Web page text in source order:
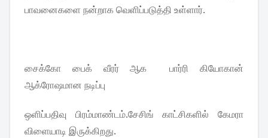
பாவனைகளை நன்றாக வெளிப்படுத்தி உள்ளார்.
சைக்கோ பைக் வீரர் ஆக பார்ரி கியோகான்
ஆக்ரோஷமான நடிப்பு
ஒளிப்பதிவு பிரம்மாண்டம்.சேசிங் காட்சிகளில் கேமரா
விளையாடி இருக்கிறது.